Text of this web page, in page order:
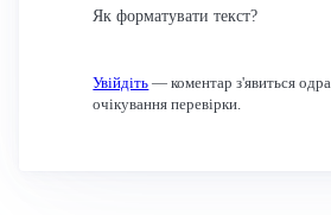
Як форматувати текст?
Увійдіть — коментар з'явиться
очікування перевірки.